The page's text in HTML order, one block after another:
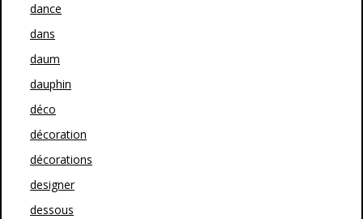
dance
dans
daum
dauphin
déco
décoration
décorations
designer
dessous